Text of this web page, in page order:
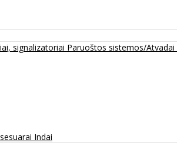
signalizatoriai Paruoštos sistemos/Atvadai
Indai